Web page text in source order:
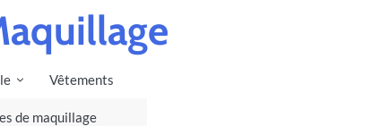
de maquillage
Vêtements